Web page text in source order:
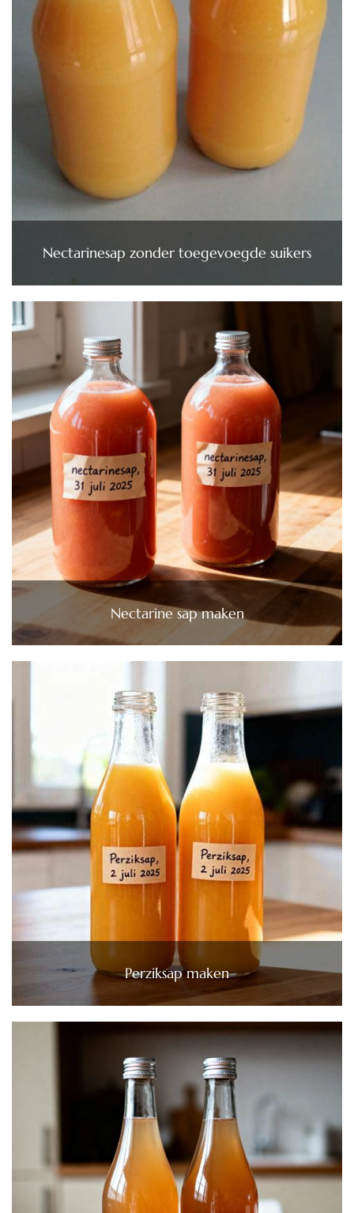
Nectarinesap zonder toegevoegde suikers
Nectarine sap maken
Perziksap maken